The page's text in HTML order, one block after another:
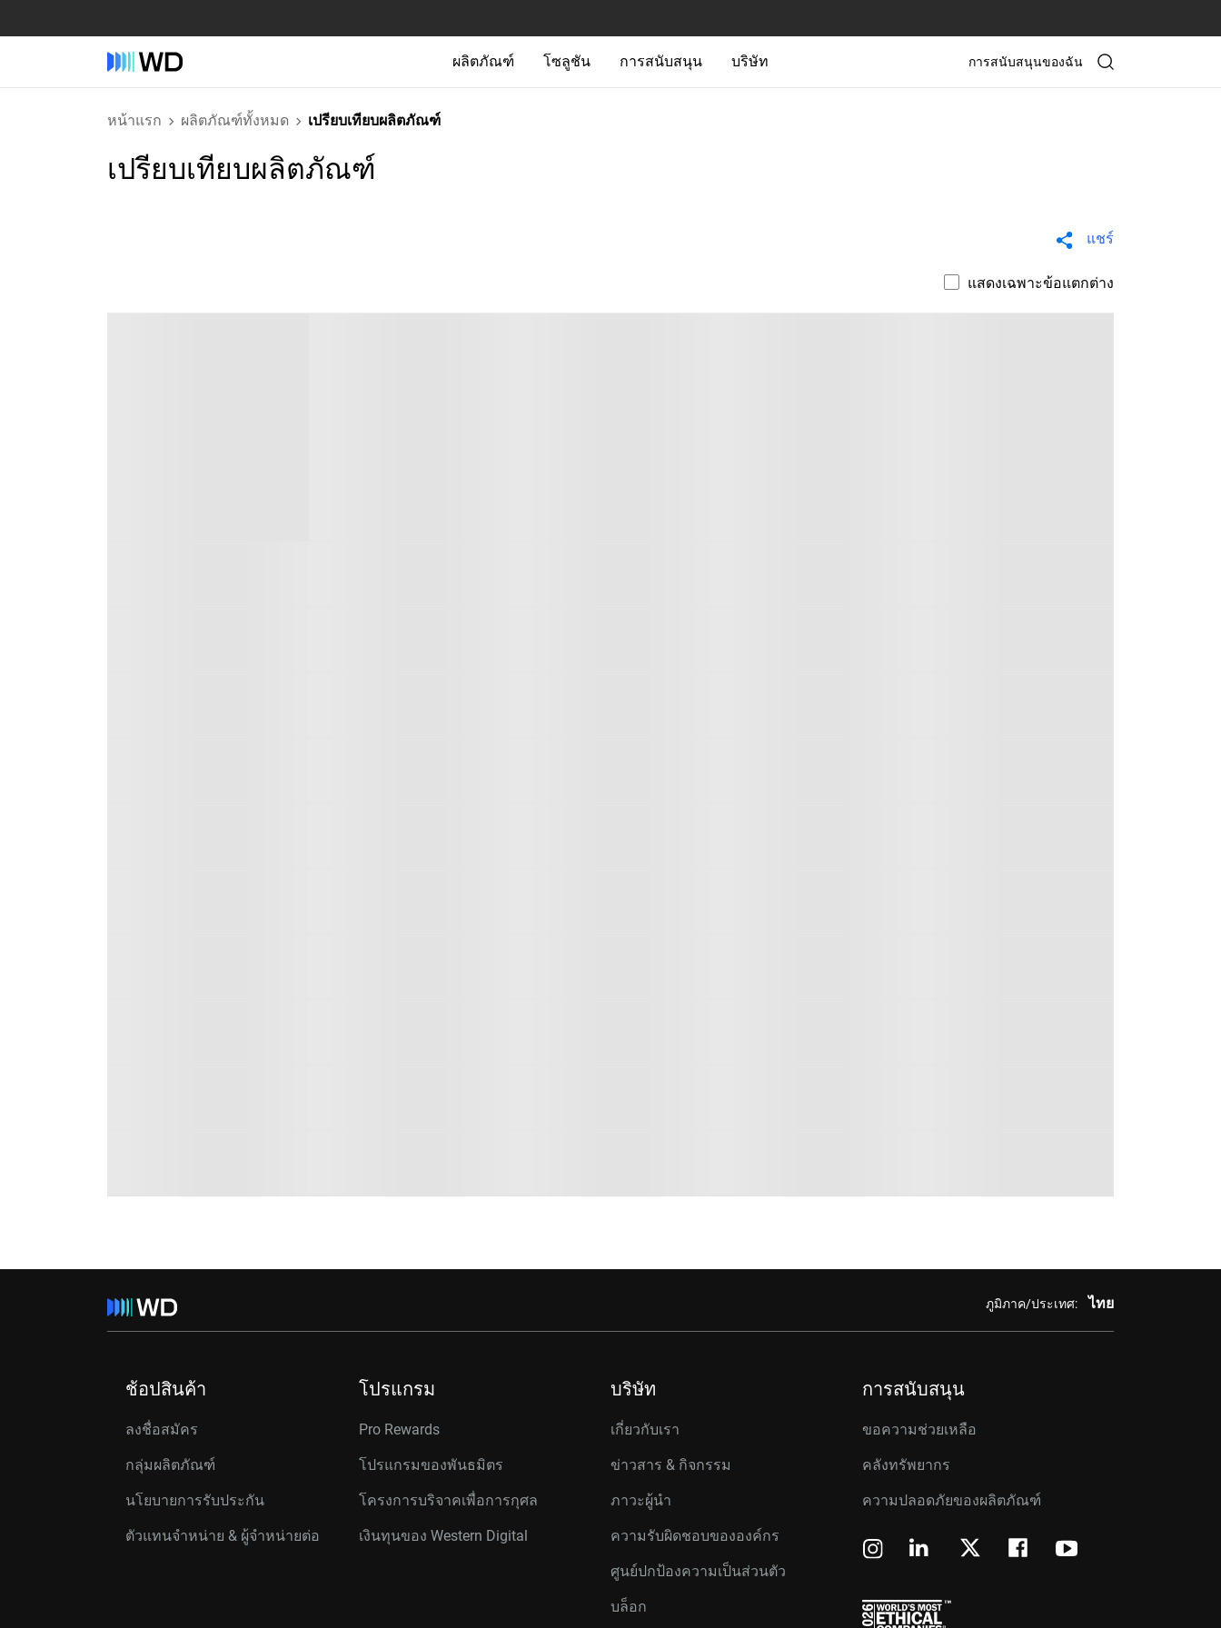
ผลิตภัณฑ์ โซลูชัน การสนับสนุน บริษัท การสนับสนุนของฉัน
หน้าแรก ผลิตภัณฑ์ทั้งหมด เปรียบเทียบผลิตภัณฑ์
เปรียบเทียบผลิตภัณฑ์
แชร์
แสดงเฉพาะข้อแตกต่าง
ภูมิภาค/ประเทศ: ไทย
ช้อปสินค้า
ลงชื่อสมัคร
กลุ่มผลิตภัณฑ์
นโยบายการรับประกัน
ตัวแทนจำหน่าย & ผู้จำหน่ายต่อ
โปรแกรม
Pro Rewards
โปรแกรมของพันธมิตร
โครงการบริจาคเพื่อการกุศล
เงินทุนของ Western Digital
บริษัท
เกี่ยวกับเรา
ข่าวสาร & กิจกรรม
ภาวะผู้นำ
ความรับผิดชอบขององค์กร
ศูนย์ปกป้องความเป็นส่วนตัว
บล็อก
การสนับสนุน
ขอความช่วยเหลือ
คลังทรัพยากร
ความปลอดภัยของผลิตภัณฑ์